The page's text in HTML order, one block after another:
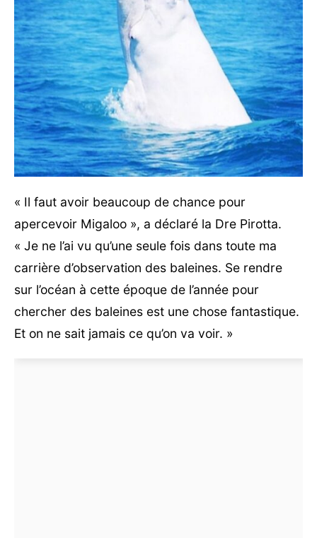
« Il faut avoir beaucoup de chance pour
apercevoir Migaloo », a déclaré la Dre Pirotta.
« Je ne l’ai vu qu’une seule fois dans toute ma
carrière d’observation des baleines. Se rendre
sur l’océan à cette époque de l’année pour
chercher des baleines est une chose fantastique.
Et on ne sait jamais ce qu’on va voir. »